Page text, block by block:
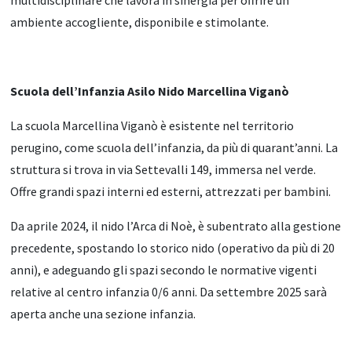
ambiente accogliente, disponibile e stimolante.
Scuola dell’Infanzia Asilo Nido Marcellina Viganò
La scuola Marcellina Viganò è esistente nel territorio
perugino, come scuola dell’infanzia, da più di quarant’anni. La
struttura si trova in via Settevalli 149, immersa nel verde.
Offre grandi spazi interni ed esterni, attrezzati per bambini.
Da aprile 2024, il nido l’Arca di Noè, è subentrato alla gestione
precedente, spostando lo storico nido (operativo da più di 20
anni), e adeguando gli spazi secondo le normative vigenti
relative al centro infanzia 0/6 anni. Da settembre 2025 sarà
aperta anche una sezione infanzia.